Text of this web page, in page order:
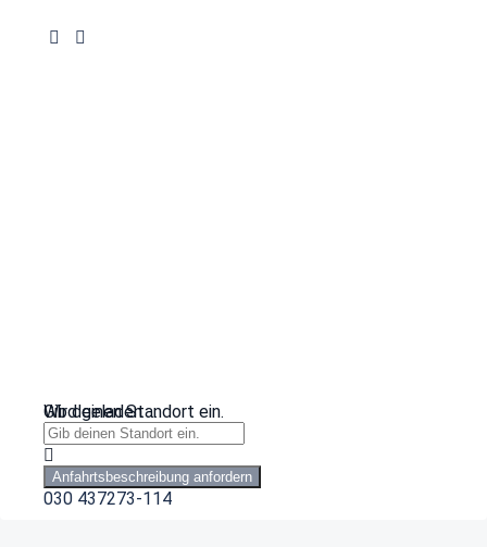
Wird geladen …
Gib deinen Standort ein.
Anfahrtsbeschreibung anfordern
030 437273-114